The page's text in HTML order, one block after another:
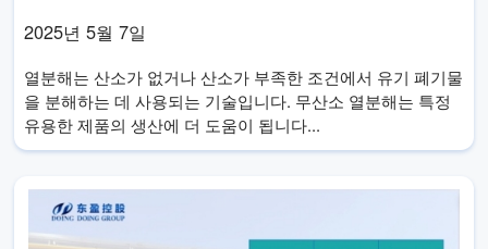
2025년 5월 7일
열분해는 산소가 없거나 산소가 부족한 조건에서 유기 폐기물
을 분해하는 데 사용되는 기술입니다. 무산소 열분해는 특정
유용한 제품의 생산에 더 도움이 됩니다...